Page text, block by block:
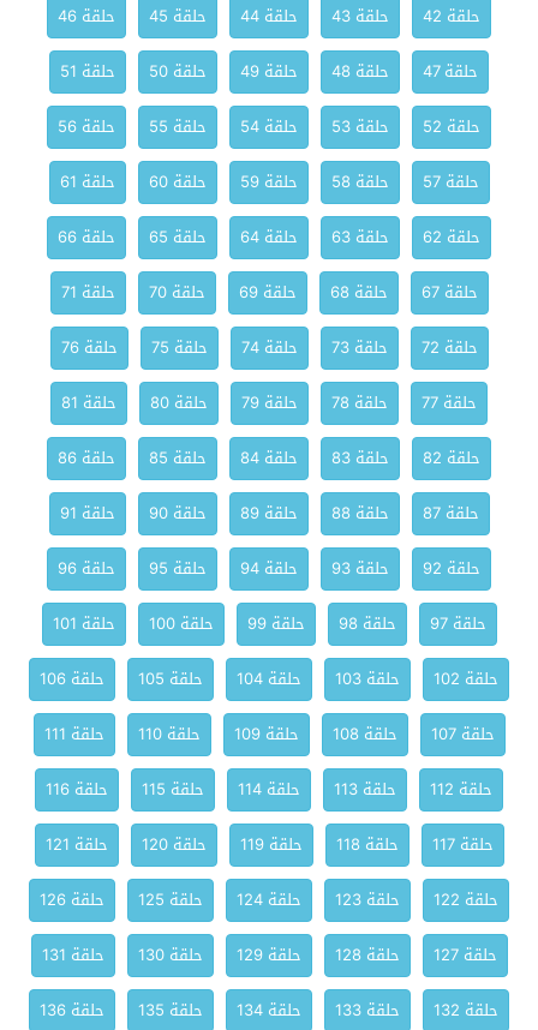
حلقة 42
حلقة 43 حلقة 44 حلقة 45
حلقة 46
حلقة 47
حلقة 48 حلقة 49 حلقة 50
حلقة 51
حلقة 52
حلقة 53 حلقة 54 حلقة 55
حلقة 56
حلقة 57
حلقة 58 حلقة 59 حلقة 60
حلقة 61
حلقة 62
حلقة 63 حلقة 64 حلقة 65
حلقة 66
حلقة 67
حلقة 68 حلقة 69 حلقة 70
حلقة 71
حلقة 72
حلقة 73 حلقة 74 حلقة 75
حلقة 76
حلقة 77
حلقة 78 حلقة 79 حلقة 80
حلقة 81
حلقة 82
حلقة 83 حلقة 84 حلقة 85
حلقة 86
حلقة 87
حلقة 88 حلقة 89 حلقة 90
حلقة 91
حلقة 92
حلقة 93 حلقة 94 حلقة 95
حلقة 96
حلقة 97
حلقة 98 حلقة 99 حلقة 100
حلقة 101
حلقة 102
حلقة 103 حلقة 104 حلقة 105
حلقة 106
حلقة 107
حلقة 108 حلقة 109 حلقة 110
حلقة 111
حلقة 112
حلقة 113 حلقة 114 حلقة 115
حلقة 116
حلقة 117
حلقة 118 حلقة 119 حلقة 120
حلقة 121
حلقة 122
حلقة 123 حلقة 124 حلقة 125
حلقة 126
حلقة 127
حلقة 128 حلقة 129 حلقة 130
حلقة 131
حلقة 132
حلقة 133 حلقة 134 حلقة 135 حلقة 136